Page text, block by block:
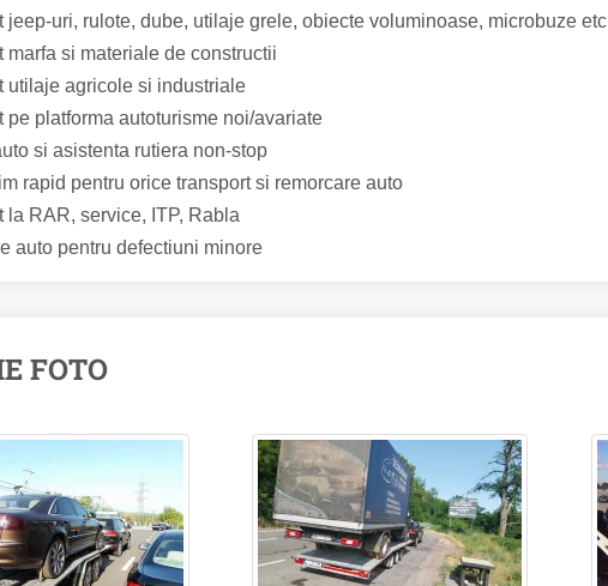
jeep-uri, rulote, dube, utilaje grele, obiecte voluminoase, microbuze etc
marfa si materiale de constructii
utilaje agricole si industriale
pe platforma autoturisme noi/avariate
si asistenta rutiera non-stop
rapid pentru orice transport si remorcare auto
la RAR, service, ITP, Rabla
auto pentru defectiuni minore
FOTO